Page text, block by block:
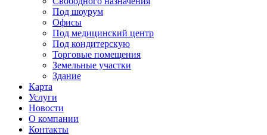
Под шоурум
Офисы
Под медицинский центр
Под кондитерскую
Торговые помещения
Земельные участки
Здание
Карта
Услуги
Новости
О компании
Контакты